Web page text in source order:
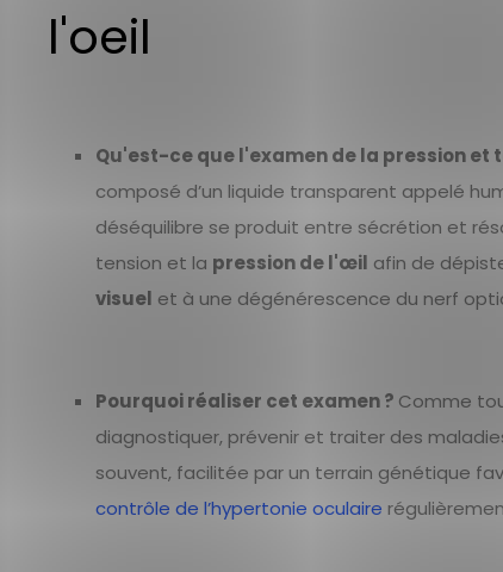
l'oeil
Qu'est-ce que l'examen de la pression et
composé d’un liquide transparent appelé
déséquilibre se produit entre sécrétion et
tension et la pression de l'œil afin de
visuel et à une dégénérescence du nerf
Pourquoi réaliser cet examen ? Comme
diagnostiquer, prévenir et traiter des
souvent, facilitée par un terrain génétique
contrôle de l’hypertonie oculaire